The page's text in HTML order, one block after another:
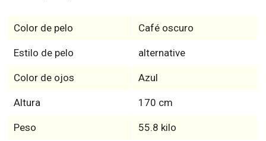
Color de pelo Café oscuro
Estilo de pelo alternative
Color de ojos Azul
Altura 170 cm
Peso 55.8 kilo